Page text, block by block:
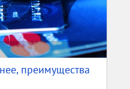
преимущества